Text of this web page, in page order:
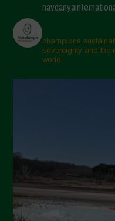
champions
sovereignty and the
world.